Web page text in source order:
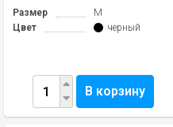
Размер
M
Цвет
черный
В корзину